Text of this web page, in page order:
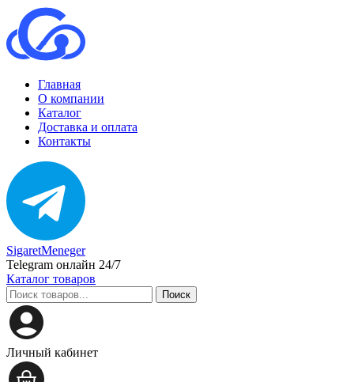
Главная
О компании
Каталог
Доставка и оплата
Контакты
SigaretMeneger
Telegram онлайн 24/7
Каталог товаров
Поиск
Личный кабинет